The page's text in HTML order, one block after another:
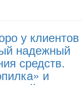
у клиентов
надежный
средств.
и